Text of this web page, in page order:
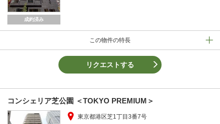
成約済み
この物件の特長
リクエストする
コンシェリア芝公園 ＜TOKYO PREMIUM＞
東京都港区芝1丁目3番7号